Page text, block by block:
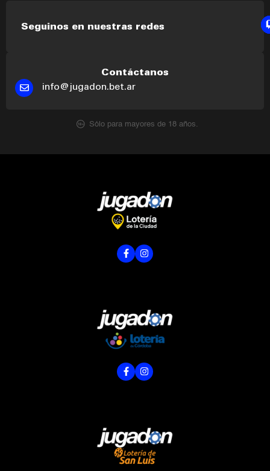
Seguinos en nuestras redes
Contáctanos
info@jugadon.bet.ar
Sólo para mayores de 18 años.